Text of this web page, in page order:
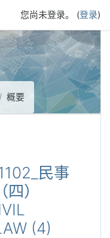
您尚未登录。 (登录)
概要
民事
）
(4)